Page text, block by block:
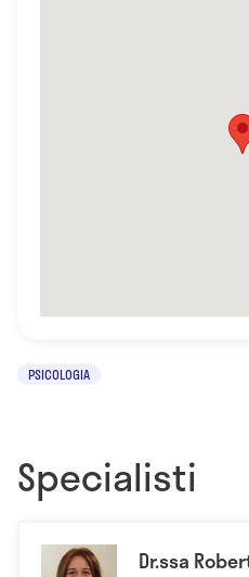
PSICOLOGIA
Specialisti
Dr.ssa